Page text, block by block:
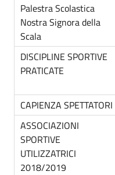
Palestra Scolastica
Nostra Signora della
Scala
DISCIPLINE SPORTIVE
PRATICATE
CAPIENZA SPETTATORI
ASSOCIAZIONI
SPORTIVE
UTILIZZATRICI
2018/2019